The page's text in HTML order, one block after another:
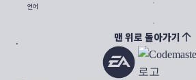
언어
맨 위로 돌아가기